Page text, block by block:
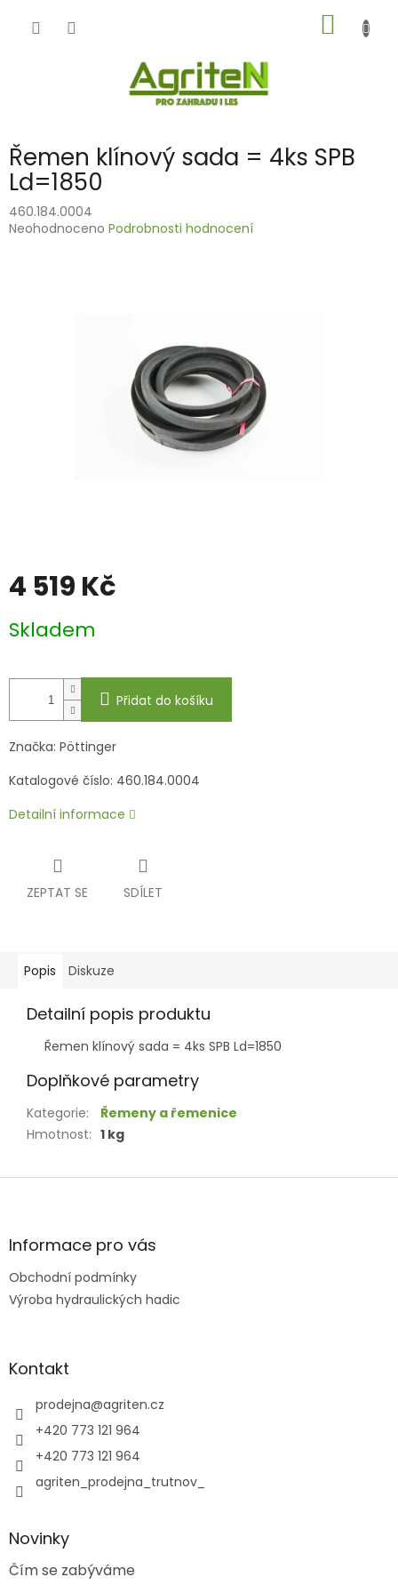
KOŠÍK
Řemen klínový sada = 4ks SPB
Ld=1850
460.184.0004
Průměrné
Neohodnoceno Podrobnosti hodnocení
4 519 Kč
cena:
Skladem
Přidat do košíku
Značka: Pöttinger
Katalogové číslo: 460.184.0004
Detailní informace
ZEPTAT SE SDÍLET
Popis Diskuze
Detailní popis produktu
Řemen klínový sada = 4ks SPB Ld=1850
Doplňkové parametry
Kategorie:
Řemeny a řemenice
Hmotnost: 1 kg
Z
aInformace pro vás
Obchodní podmínky
Výroba hydraulických hadic
Kontakt
prodejna@agriten.cz
+420 773 121 964
+420 773 121 964
agriten_prodejna_trutnov_
Novinky
Čím se zabýváme